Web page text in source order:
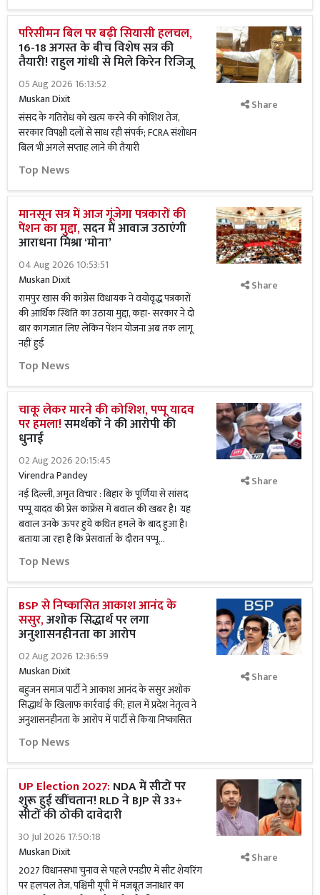
परिसीमन बिल पर बढ़ी सियासी हलचल,
16-18 अगस्त के बीच विशेष सत्र की
तैयारी! राहुल गांधी से मिले किरेन रिजिजू
05 Aug 2026 16:13:52
Muskan Dixit
संसद के गतिरोध को खत्म करने की कोशिश तेज,
सरकार विपक्षी दलों से साध रही संपर्क; FCRA संशोधन
बिल भी अगले सप्ताह लाने की तैयारी
Top News
Share
मानसून सत्र में आज गूंजेगा पत्रकारों की
पेंशन का मुद्दा,सदन में आवाज उठाएंगी
आराधना मिश्रा ‘मोना’
04 Aug 2026 10:53:51
Muskan Dixit
रामपुर खास की कांग्रेस विधायक ने वयोवृद्ध पत्रकारों
की आर्थिक स्थिति का उठाया मुद्दा, कहा- सरकार ने दो
बार कागजात लिए लेकिन पेंशन योजना अब तक लागू
नहीं हुई
Top News
Share
चाकू लेकर मारने की कोशिश, पप्पू यादव
पर हमला!समर्थकों ने की आरोपी की
धुनाई
02 Aug 2026 20:15:45
Virendra Pandey
नई दिल्ली, अमृत विचार : बिहार के पूर्णिया से सांसद
पप्पू यादव की प्रेस कांफ्रेंस में बवाल की खबर है। यह
बवाल उनके ऊपर हुये कथित हमले के बाद हुआ है।
बताया जा रहा है कि प्रेसवार्ता के दौरान पप्पू...
Top News
Share
BSP से निष्कासित आकाश आनंद के
ससुर,अशोक सिद्धार्थ पर लगा
अनुशासनहीनता का आरोप
02 Aug 2026 12:36:59
Muskan Dixit
बहुजन समाज पार्टी ने आकाश आनंद के ससुर अशोक
सिद्धार्थ के खिलाफ कार्रवाई की; हाल में प्रदेश नेतृत्व ने
अनुशासनहीनता के आरोप में पार्टी से किया निष्कासित
Top News
Share
UP Election 2027: NDA में सीटों पर
शुरू हुई खींचतान! RLD ने BJP से 33+
सीटों की ठोकी दावेदारी
30 Jul 2026 17:50:18
Muskan Dixit
2027 विधानसभा चुनाव से पहले एनडीए में सीट शेयरिंग
पर हलचल तेज, पश्चिमी यूपी में मजबूत जनाधार का
Share